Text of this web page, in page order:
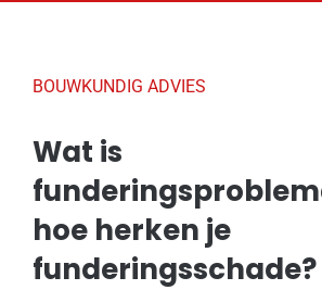
BOUWKUNDIG ADVIES
Wat is
hoe herken je
funderingsschade?